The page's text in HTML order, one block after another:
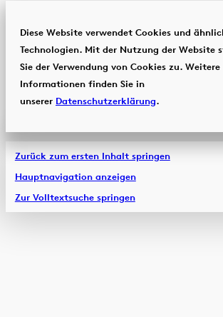
Diese Website verwendet Cookies und
Technologien. Mit der Nutzung der Website
Sie der Verwendung von Cookies zu. Weitere
Informationen finden Sie in
unserer Datenschutzerklärung.
Zurück zum ersten Inhalt springen
Hauptnavigation anzeigen
Zur Volltextsuche springen